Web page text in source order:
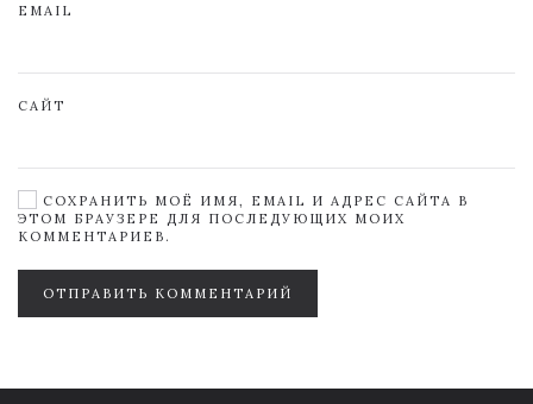
EMAIL
САЙТ
СОХРАНИТЬ МОЁ ИМЯ, EMAIL И АДРЕС САЙТА В
ЭТОМ БРАУЗЕРЕ ДЛЯ ПОСЛЕДУЮЩИХ МОИХ
КОММЕНТАРИЕВ.
ОТПРАВИТЬ КОММЕНТАРИЙ